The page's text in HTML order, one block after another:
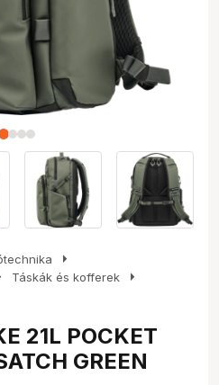
arrow_right
Táskák és kofferek arrow_right
21L POCKET
GREEN